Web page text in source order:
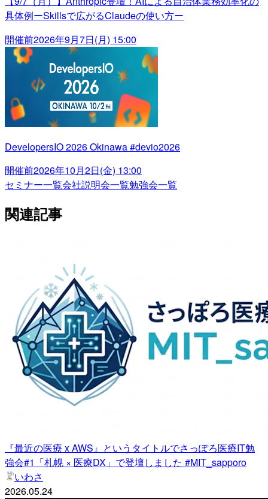
具体例ーSkillsで広がるClaudeの使い方ー
開催前2026年9月7日(月) 15:00
DevelopersIO 2026 Okinawa #devio2026
開催前2026年10月2日(金) 13:00
セミナー一覧会社説明会一覧勉強会一覧
関連記事
『最近の医療 x AWS』というタイトルでさっぽろ医療IT勉
強会#1「札幌 × 医療DX」で登壇しました #MIT_sapporo
いわさ
2026.05.24